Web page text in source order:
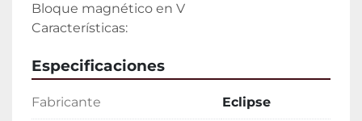
Bloque magnético en V
Características:
Especificaciones
Fabricante Eclipse